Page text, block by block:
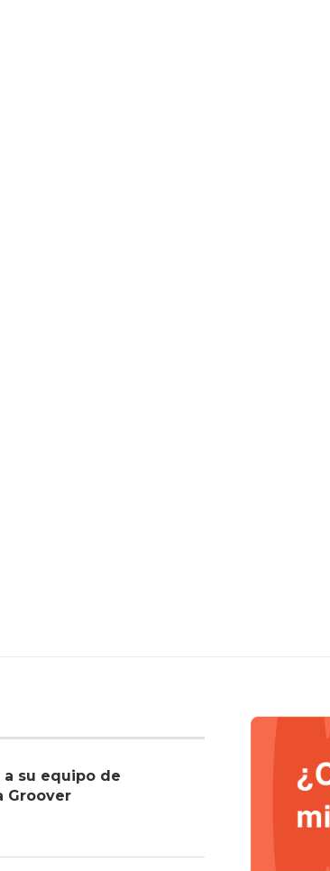
a su equipo de
Groover